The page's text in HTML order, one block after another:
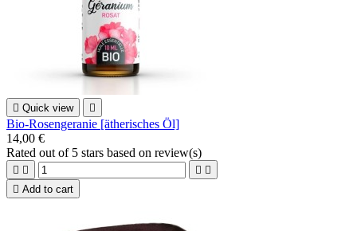
 Quick view 
Bio-Rosengeranie [ätherisches Öl]
14,00 €
Rated out of 5 stars based on review(s)
   
 Add to cart